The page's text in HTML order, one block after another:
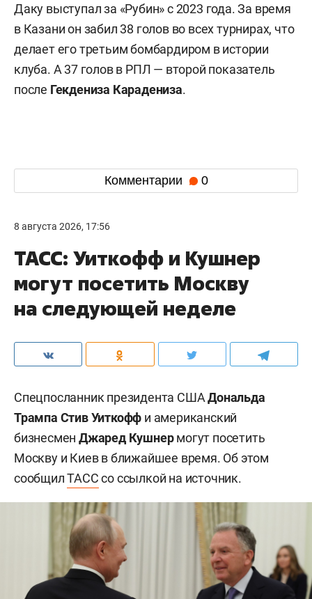
Даку выступал за «Рубин» с 2023 года. За время
в Казани он забил 38 голов во всех турнирах, что
делает его третьим бомбардиром в истории
клуба. А 37 голов в РПЛ — второй показатель
после Гекдениза Карадениза.
Комментарии 0
8 августа 2026, 17:56
ТАСС: Уиткофф и Кушнер
могут посетить Москву
на следующей неделе
Спецпосланник президента СШАДональда
Трампа Стив Уиткофф и американский
бизнесменДжаред Кушнермогут посетить
Москву и Киев в ближайшее время. Об этом
сообщилТАССсо ссылкой на источник.